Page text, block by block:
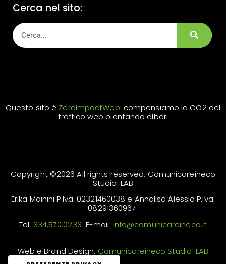
Cerca nel sito:
Questo sito è ZeroImpactWeb: compensiamo la CO2 del
traffico web piantando alberi
Copyright ©2026 All rights reserved: Comunicareineco
Studio-LAB
Erika Mainini P.Iva: 02321460038 e Annalisa Alessio P.Iva:
08291360967
Tel: 334.570.0233 E-mail: info@comunicareineco.it
Web e Brand Design: Comunicareineco Studio-LAB